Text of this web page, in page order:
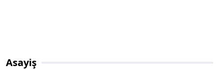
Asayiş